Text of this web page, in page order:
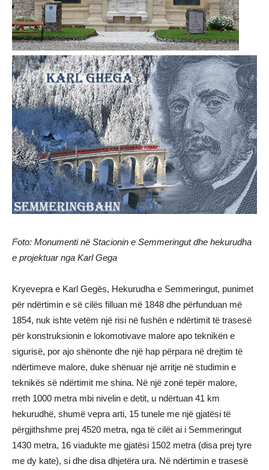
Foto: Monumenti në Stacionin e Semmeringut dhe hekurudha
e projektuar nga Karl Gega
Kryevepra e Karl Gegës, Hekurudha e Semmeringut, punimet
për ndërtimin e së cilës filluan më 1848 dhe përfunduan më
1854, nuk ishte vetëm një risi në fushën e ndërtimit të trasesë
për konstruksionin e lokomotivave malore apo teknikën e
sigurisë, por ajo shënonte dhe një hap përpara në drejtim të
ndërtimeve malore, duke shënuar një arritje në studimin e
teknikës së ndërtimit me shina. Në një zonë tepër malore,
rreth 1000 metra mbi nivelin e detit, u ndërtuan 41 km
hekurudhë, shumë vepra arti, 15 tunele me një gjatësi të
përgjithshme prej 4520 metra, nga të cilët ai i Semmeringut
1430 metra, 16 viadukte me gjatësi 1502 metra (disa prej tyre
me dy kate), si dhe disa dhjetëra ura. Në ndërtimin e trasesë